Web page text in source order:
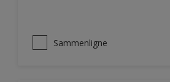
Sammenligne